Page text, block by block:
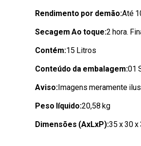
Rendimento por demão:Até
Secagem Ao toque:2 hora.
Contém:15 Litros
Conteúdo da embalagem:01
Aviso:Imagens meramente
Peso líquido:20,58 kg
Dimensões (AxLxP):35 x 30 x